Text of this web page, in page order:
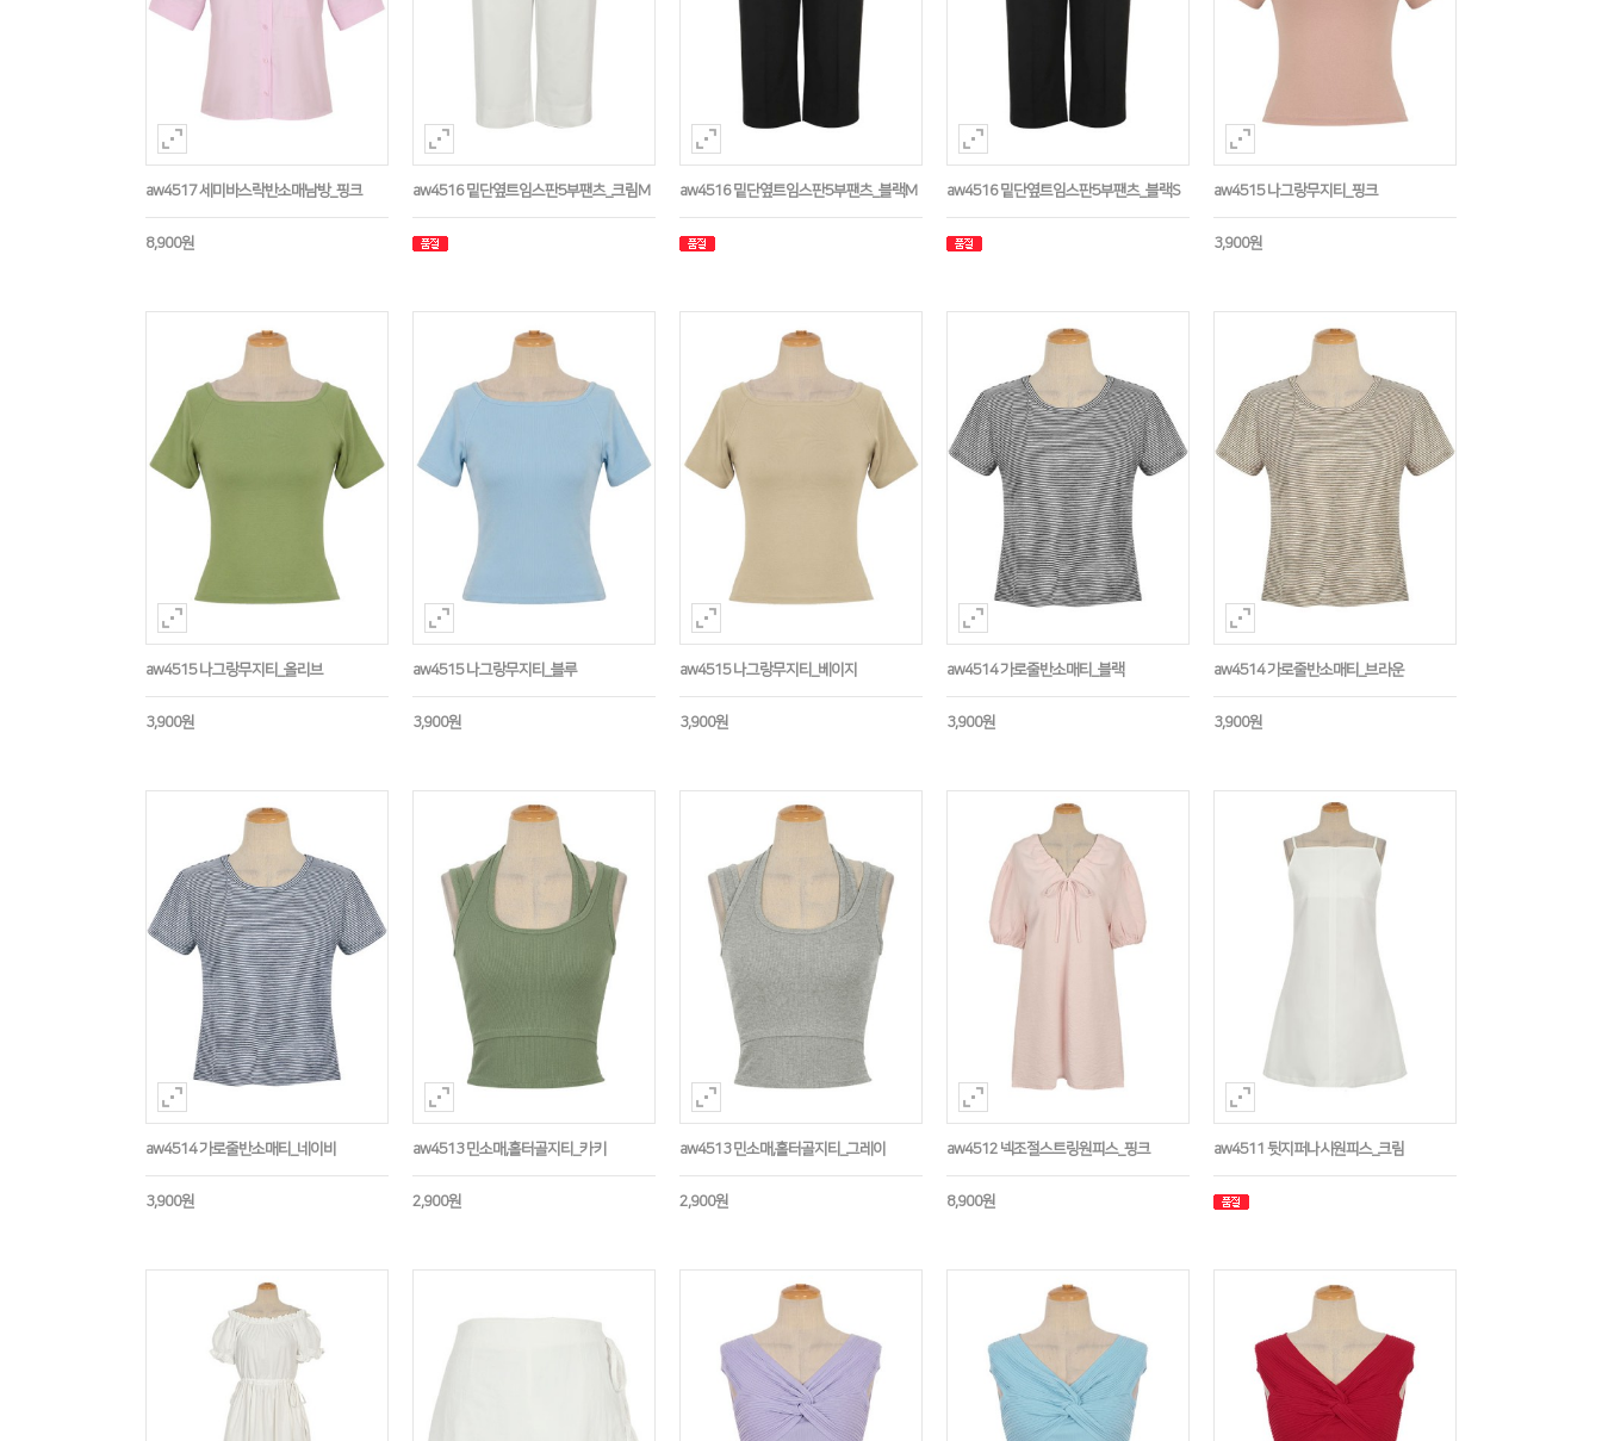
aw4517 세미바스락반소매남방_핑크
8,900원
aw4516 밑단옆트임스판5부팬츠_크림M aw4516 밑단옆트임스판5부팬츠_블랙M aw4516 밑단옆트임스판5부팬츠_블랙S aw4515 나그랑무지티_핑크
3,900원
aw4515 나그랑무지티_올리브
3,900원
aw4515 나그랑무지티_블루
3,900원
aw4515 나그랑무지티_베이지
3,900원
aw4514 가로줄반소매티_블랙
3,900원
aw4514 가로줄반소매티_브라운
3,900원
aw4514 가로줄반소매티_네이비
3,900원
aw4513 민소매,홀터골지티_카키
2,900원
aw4513 민소매,홀터골지티_그레이
2,900원
aw4512 넥조절스트링원피스_핑크
8,900원
aw4511 뒷지퍼나시원피스_크림